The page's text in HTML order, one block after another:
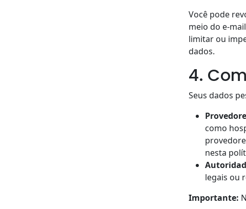
Você pode
meio do e-
limitar ou
dados.
4.
Seus dados
como
nesta
legais ou
Importante: